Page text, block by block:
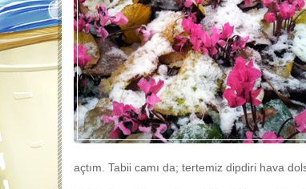
açtım. Tabii camı da; tertemiz dipdiri hava